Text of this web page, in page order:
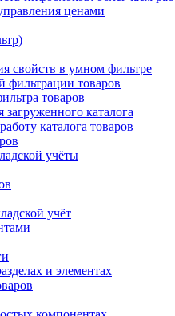
ценами
свойств в умном фильтре
фильтрации товаров
товаров
каталога
каталога товаров
учёты
учёт
и элементах